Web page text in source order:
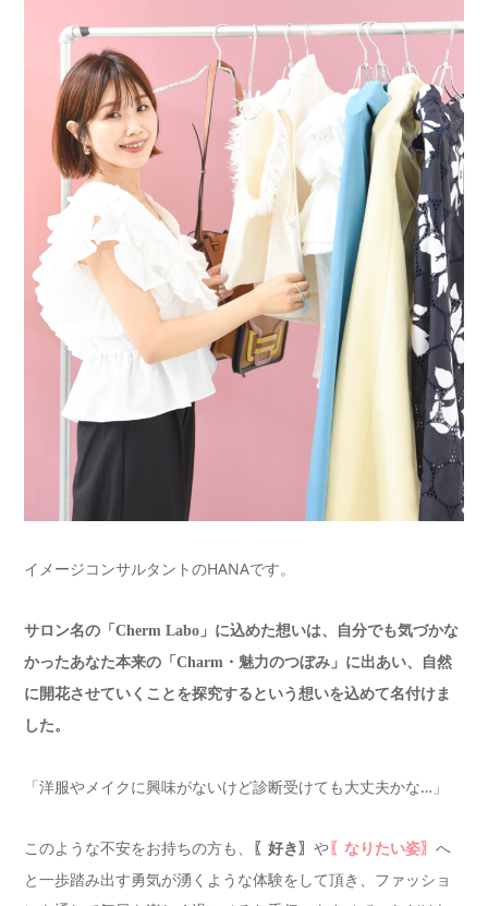
イメージコンサルタントのHANAです。
サロン名の「Cherm Labo」に込めた想いは、自分でも気づかな
かったあなた本来の「Charm・魅力のつぼみ」に出あい、自然
に開花させていくことを探究するという想いを込めて名付けま
した。
「洋服やメイクに興味がないけど診断受けても大丈夫かな…」
このような不安をお持ちの方も、 〖好き〗 や 〖なりたい姿〗 へ
と一歩踏み出す勇気が湧くような体験をして頂き、ファッショ